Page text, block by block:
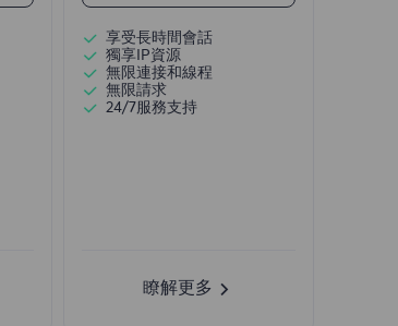
享受長時間會話
獨享IP資源
無限連接和線程
無限請求
24/7服務支持
瞭解更多